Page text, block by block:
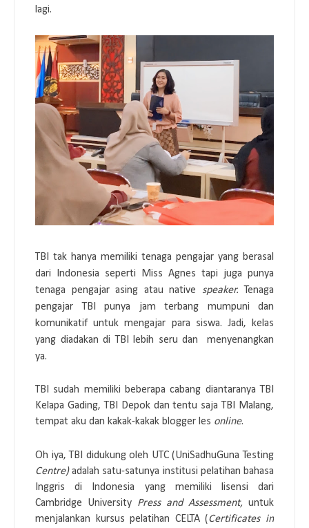
lagi.
TBI tak hanya memiliki tenaga pengajar yang berasal
dari Indonesia seperti Miss Agnes tapi juga punya
tenaga pengajar asing atau native speaker. Tenaga
pengajar TBI punya jam terbang mumpuni dan
komunikatif untuk mengajar para siswa. Jadi, kelas
yang diadakan di TBI lebih seru dan menyenangkan
ya.
TBI sudah memiliki beberapa cabang diantaranya TBI
Kelapa Gading, TBI Depok dan tentu saja TBI Malang,
tempat aku dan kakak-kakak blogger les online.
Oh iya, TBI didukung oleh UTC (UniSadhuGuna Testing
Centre)adalah satu-satunya institusi pelatihan bahasa
Inggris di Indonesia yang memiliki lisensi dari
Cambridge University Press and Assessment, untuk
menjalankan kursus pelatihan CELTA (Certificates in